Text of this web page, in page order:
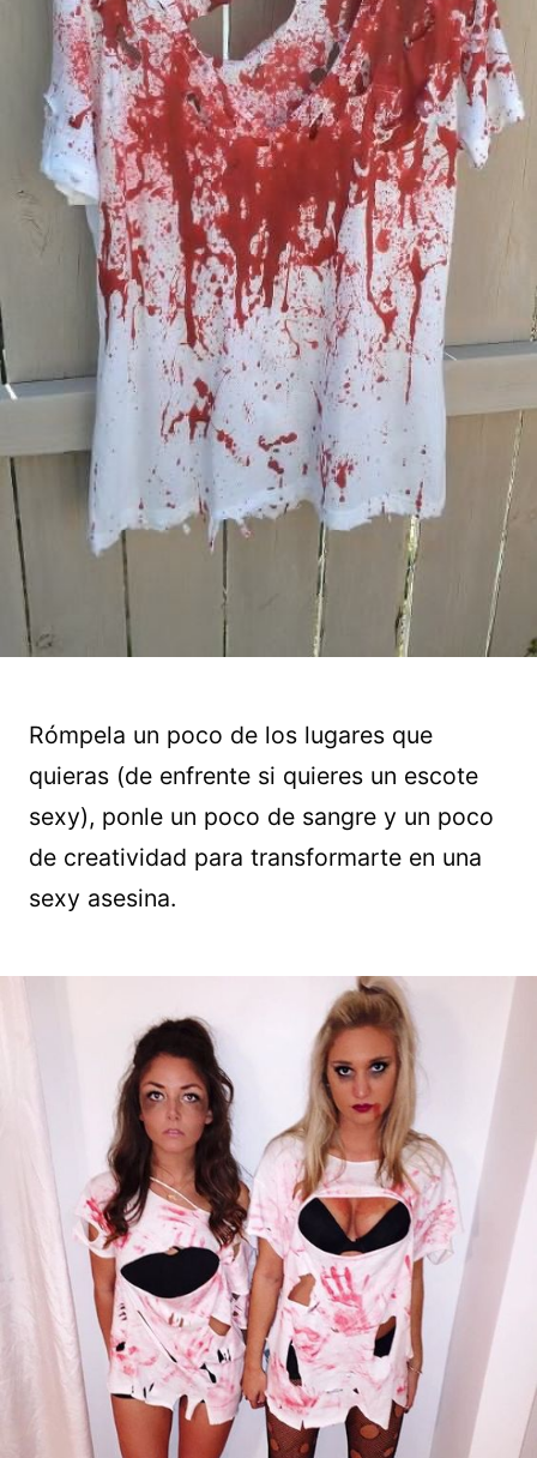
Rómpela un poco de los lugares que
quieras (de enfrente si quieres un escote
sexy), ponle un poco de sangre y un poco
de creatividad para transformarte en una
sexy asesina.